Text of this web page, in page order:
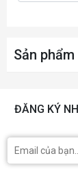
Sản
ĐĂNG KÝ